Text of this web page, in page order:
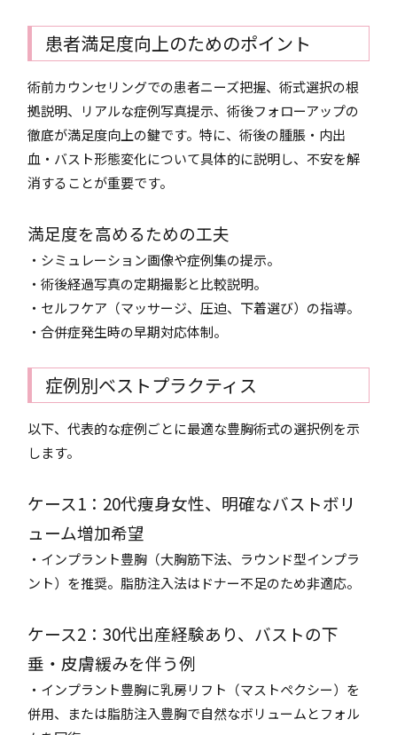
患者満足度向上のためのポイント
術前カウンセリングでの患者ニーズ把握、術式選択の根
拠説明、リアルな症例写真提示、術後フォローアップの
徹底が満足度向上の鍵です。特に、術後の腫脹・内出
血・バスト形態変化について具体的に説明し、不安を解
消することが重要です。
満足度を高めるための工夫
・シミュレーション画像や症例集の提示。
・術後経過写真の定期撮影と比較説明。
・セルフケア（マッサージ、圧迫、下着選び）の指導。
・合併症発生時の早期対応体制。
症例別ベストプラクティス
以下、代表的な症例ごとに最適な豊胸術式の選択例を示
します。
ケース1：20代痩身女性、明確なバストボリ
ューム増加希望
・インプラント豊胸（大胸筋下法、ラウンド型インプラ
ント）を推奨。脂肪注入法はドナー不足のため非適応。
ケース2：30代出産経験あり、バストの下
垂・皮膚緩みを伴う例
・インプラント豊胸に乳房リフト（マストペクシー）を
併用、または脂肪注入豊胸で自然なボリュームとフォル